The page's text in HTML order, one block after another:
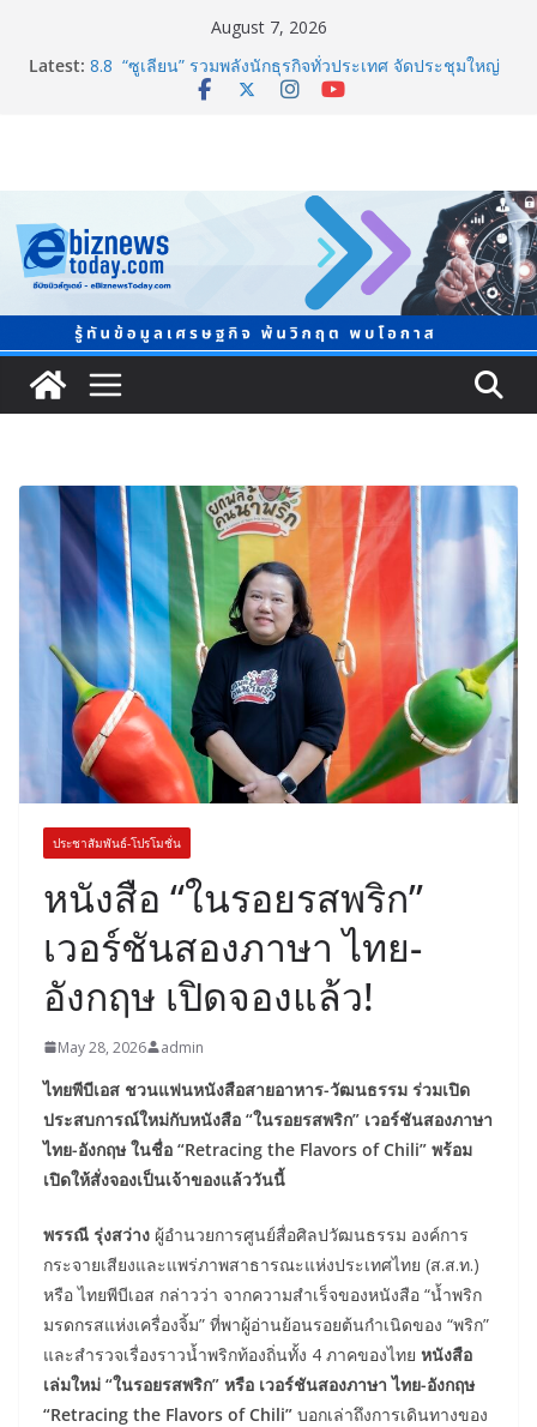
August 7, 2026
Latest: 8.8 “ซูเลียน” รวมพลังนักธุรกิจทั่วประเทศ จัดประชุมใหญ่
แห่งปี พบ CEO “ดร.ปิยะวัฒน์” ถ่ายทอดวิสัยทัศน์ธุรกิจ
“Ceramics Vietnam & Stone Vietnam 2026”
อลิอันซ์ อยุธยา ส่งเสริมคนไทยเตรียมพร้อมรับมือวิกฤต
เปิดพื้นที่ “Level Up the Care by Allianz Ayudhya
นิทรรศการยกระดับ…ความเป็นห่วง” ในงาน Hug
HeartYai
Guangzhou Yinghao School เผยวิสัยทัศน์การศึกษาที่
พร้อมรับอนาคต
TCMA จับมือแคนาดา ดันเทคโนโลยีดักจับคาร์บอนเครื่อง
แรกในไทย ปูทางอุตสาหกรรมปูนซีเมนต์สู่ Net Zero 2050
ประชาสัมพันธ์-โปรโมชั่น
หนังสือ “ในรอยรสพริก”
เวอร์ชันสองภาษา ไทย-
อังกฤษ เปิดจองแล้ว!
May 28, 2026 admin
ไทยพีบีเอส ชวนแฟนหนังสือสายอาหาร-วัฒนธรรม ร่วมเปิด
ประสบการณ์ใหม่กับหนังสือ “ในรอยรสพริก” เวอร์ชันสองภาษา
ไทย-อังกฤษ ในชื่อ “Retracing the Flavors of Chili” พร้อม
เปิดให้สั่งจองเป็นเจ้าของแล้ววันนี้
พรรณี รุ่งสว่าง ผู้อำนวยการศูนย์สื่อศิลปวัฒนธรรม องค์การ
กระจายเสียงและแพร่ภาพสาธารณะแห่งประเทศไทย (ส.ส.ท.)
หรือ ไทยพีบีเอส กล่าวว่า จากความสำเร็จของหนังสือ “น้ำพริก
มรดกรสแห่งเครื่องจิ้ม” ที่พาผู้อ่านย้อนรอยต้นกำเนิดของ “พริก”
และสำรวจเรื่องราวน้ำพริกท้องถิ่นทั้ง 4 ภาคของไทย หนังสือ
เล่มใหม่ “ในรอยรสพริก” หรือ เวอร์ชันสองภาษา ไทย-อังกฤษ
“Retracing the Flavors of Chili” บอกเล่าถึงการเดินทางของ